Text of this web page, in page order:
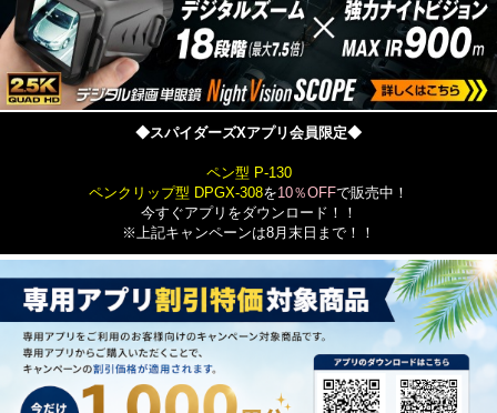
◆スパイダーズXアプリ会員限定◆
ペン型 P-130
ペンクリップ型 DPGX-308を10％OFFで販売中！
今すぐアプリをダウンロード！！
※上記キャンペーンは8月末日まで！！